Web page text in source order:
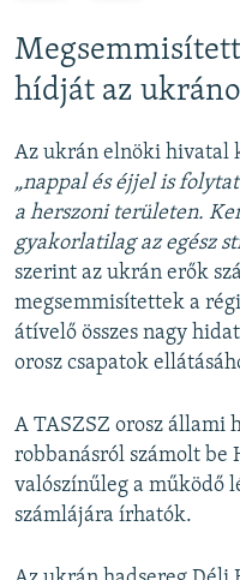
v
i
o
s
s
l
i
d
e
t
l
d
e
hídját az
Az ukrán elnöki hivatal
„nappal és éjjel is
a herszoni területen.
gyakorlatilag az egész
szerint az ukrán erők
megsemmisítettek a
átívelő összes nagy
orosz csapatok
A TASZSZ orosz állami
robbanásról számolt be
valószínűleg a működő
számlájára írhatók.